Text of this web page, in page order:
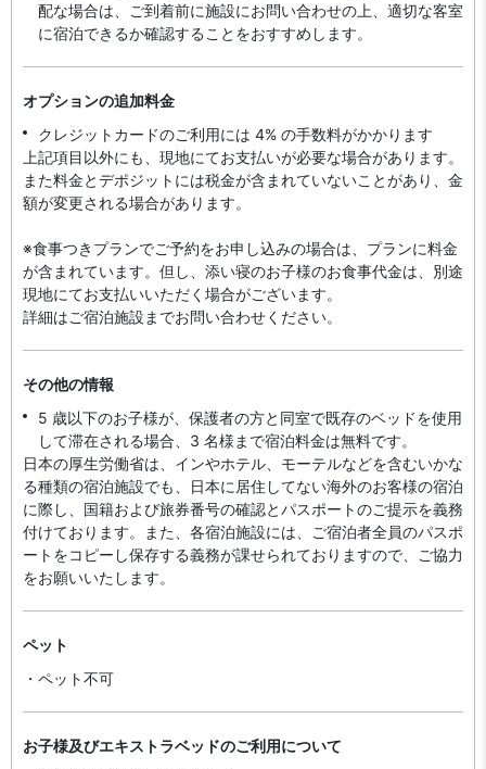
配な場合は、ご到着前に施設にお問い合わせの上、適切な客室
に宿泊できるか確認することをおすすめします。
オプションの追加料金
クレジットカードのご利用には 4% の手数料がかかります
上記項目以外にも、現地にてお支払いが必要な場合があります。
また料金とデポジットには税金が含まれていないことがあり、金
額が変更される場合があります。
※食事つきプランでご予約をお申し込みの場合は、プランに料金
が含まれています。但し、添い寝のお子様のお食事代金は、別途
現地にてお支払いいただく場合がございます。
詳細はご宿泊施設までお問い合わせください。
その他の情報
5 歳以下のお子様が、保護者の方と同室で既存のベッドを使用
して滞在される場合、3 名様まで宿泊料金は無料です。
日本の厚生労働省は、インやホテル、モーテルなどを含むいかな
る種類の宿泊施設でも、日本に​居住してない海外のお客様の宿泊
に際し、国籍および旅券番号の確認とパスポートのご提示を義務
付け​ております。また、各宿泊施設には、ご宿泊者全員のパスポ
ートをコピーし保存する義務が課せられておりますの​で、ご協力
をお願いいたします。
ペット
・ペット不可
お子様及びエキストラベッドのご利用について